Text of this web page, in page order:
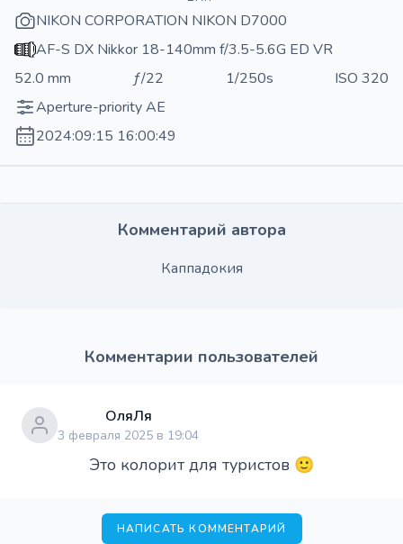
NIKON CORPORATION NIKON D7000
AF-S DX Nikkor 18-140mm f/3.5-5.6G ED VR
52.0 mm
ƒ/22 1/250s
ISO 320
Aperture-priority AE
2024:09:15 16:00:49
Комментарий автора
Каппадокия
Комментарии пользователей
ОляЛя
3 февраля 2025 в 19:04
Это колорит для туристов 🙂
НАПИСАТЬ КОММЕНТАРИЙ